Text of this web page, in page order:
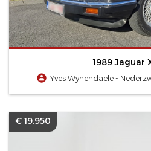
1989 Jaguar
Yves Wynendaele -
€ 19.950